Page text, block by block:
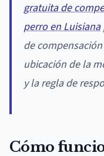
gratuita de
perro en Luisiana
de
ubicación de la
y la regla de
Cómo